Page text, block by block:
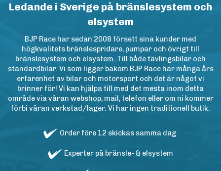
Ledande i Sverige på bränslesystem och
elsystem
BJP Race har sedan 2008 försett sina kunder med
högkvalitets bränslespridare, pumpar och övrigt till
bränslesystem och elsystem. Till både tävlingsbilar och
standardbilar. Vi som ligger bakom BJP Race har många års
erfarenhet av bilar och motorsport och det är något vi
brinner för! Vi kan hjälpa till med det mesta inom detta
område via våran webshop, mail, telefon eller om ni kommer
förbi våran verkstad/lager. Vi har ingen traditionell butik.
Order före 12 skickas samma dag
Experter på bränsle- & elsystem